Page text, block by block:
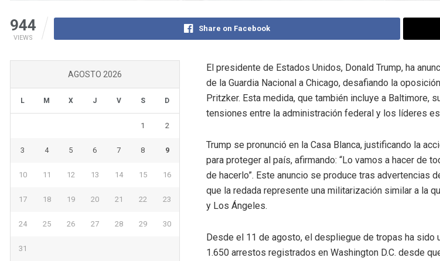
944
VIEWS
Share on Facebook
El presidente de Estados Unidos, Donald Trump, ha
de la Guardia Nacional a Chicago, desafiando la
Pritzker. Esta medida, que también incluye a Baltimore,
tensiones entre la administración federal y los líderes
Trump se pronunció en la Casa Blanca, justificando la
para proteger al país, afirmando: “Lo vamos a hacer de
de hacerlo”. Este anuncio se produce tras advertencias
que la redada represente una militarización similar a la
y Los Ángeles.
Desde el 11 de agosto, el despliegue de tropas ha sido
1.650 arrestos registrados en Washington D.C. desde
AGOSTO 2026
L M X J V S D
1 2
3 4 5 6 7 8 9
10 11 12 13 14 15 16
17 18 19 20 21 22 23
24 25 26 27 28 29 30
31